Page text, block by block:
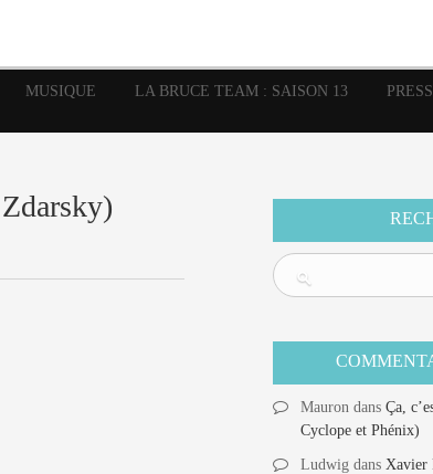
MUSIQUE LA BRUCE TEAM : SAISON 13
Mauron dansÇa,
Cyclope et Phénix)
Ludwig dansXavier
Mangas Marvel Mattie boy Musique
Panini Présence
Punisher Rock Semic Special Guest Spidey Superman